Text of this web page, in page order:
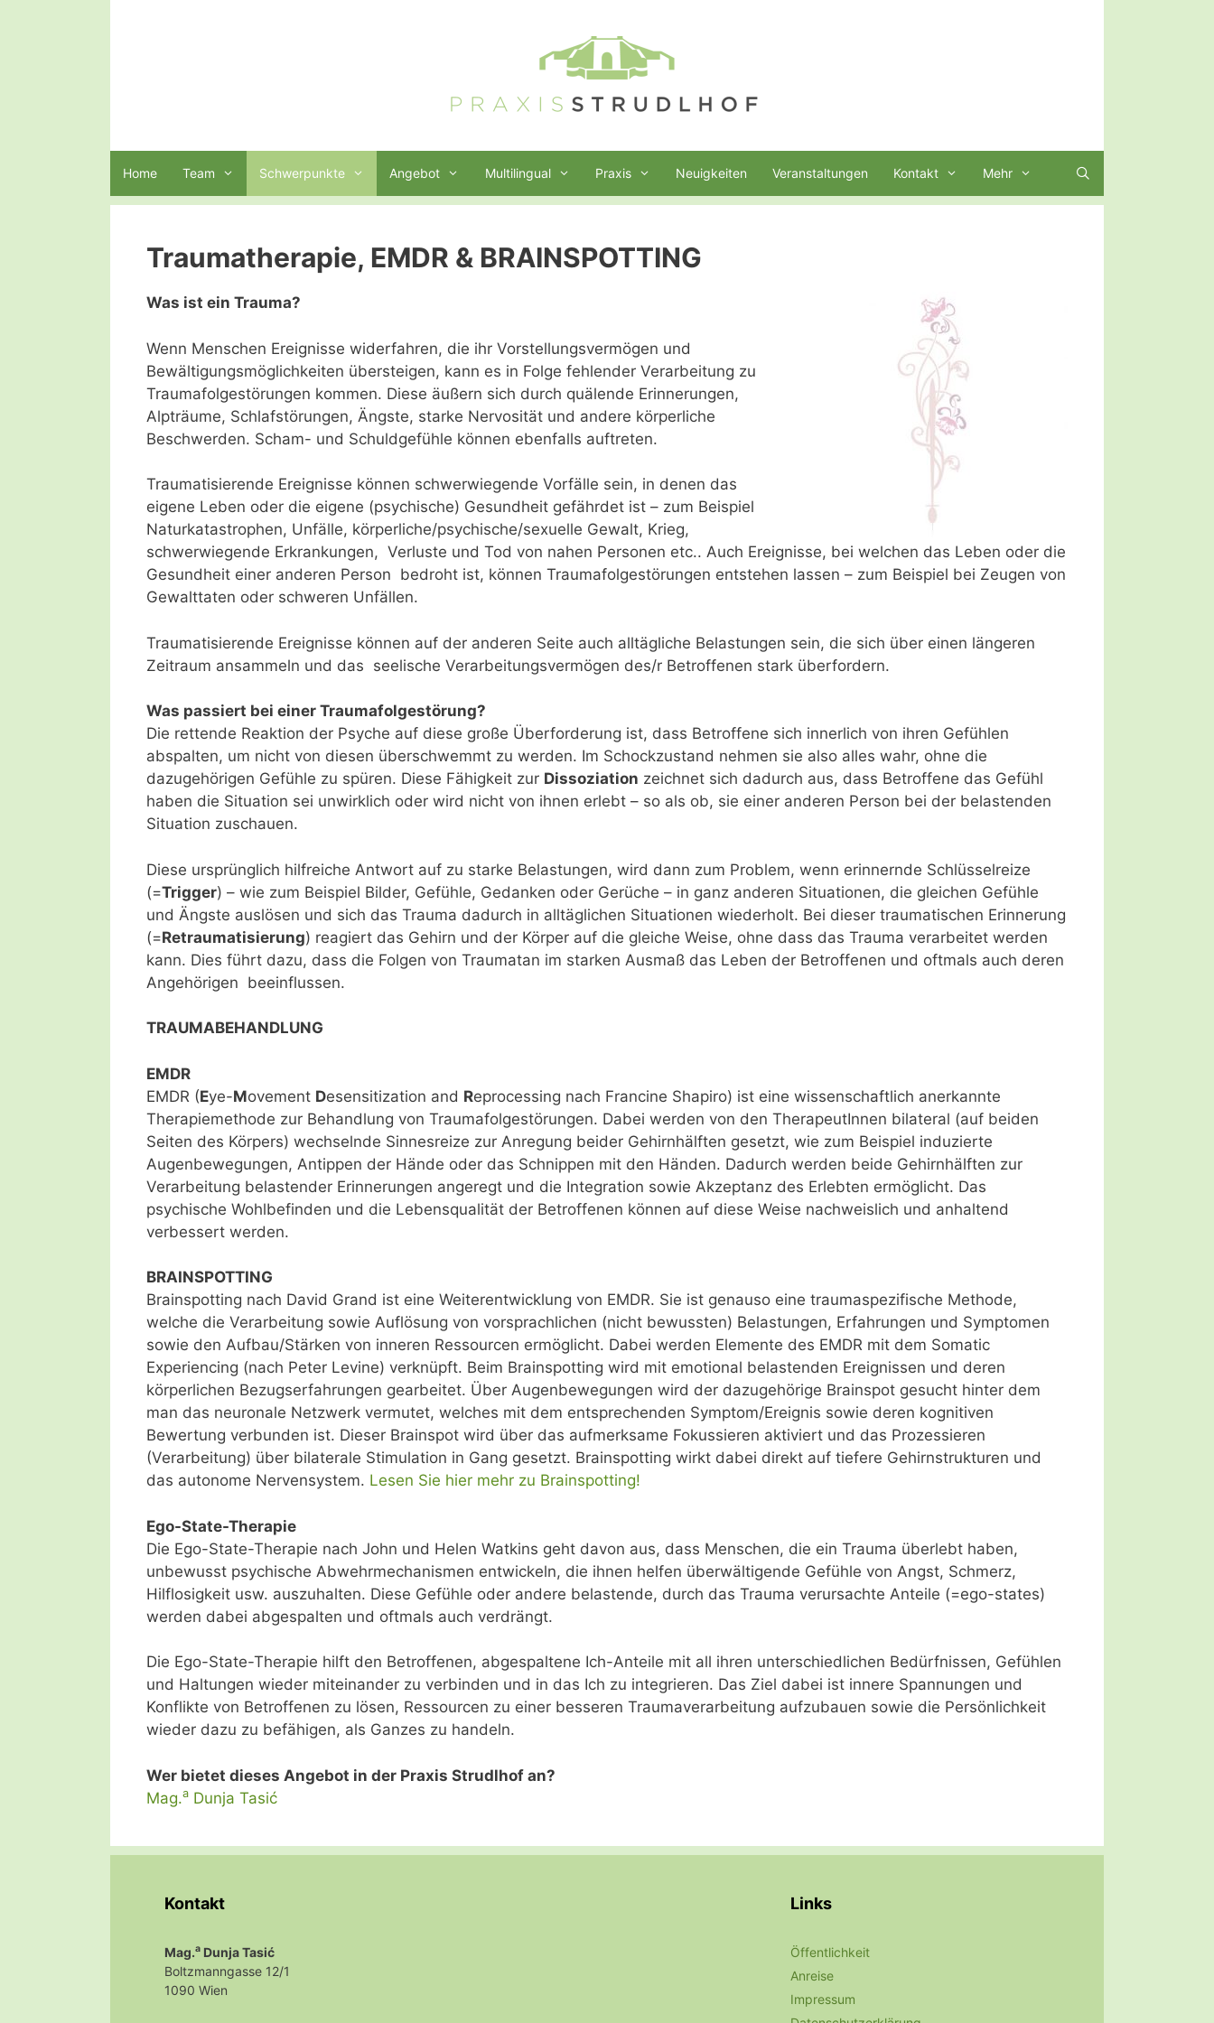
Home Team Schwerpunkte Angebot Multilingual Praxis Neuigkeiten Veranstaltungen Kontakt Mehr
Traumatherapie, EMDR & BRAINSPOTTING
Was ist ein Trauma?
Wenn Menschen Ereignisse widerfahren, die ihr Vorstellungsvermögen und
Bewältigungsmöglichkeiten übersteigen, kann es in Folge fehlender Verarbeitung zu
Traumafolgestörungen kommen. Diese äußern sich durch quälende Erinnerungen,
Alpträume, Schlafstörungen, Ängste, starke Nervosität und andere körperliche
Beschwerden. Scham- und Schuldgefühle können ebenfalls auftreten.
Traumatisierende Ereignisse können schwerwiegende Vorfälle sein, in denen das
eigene Leben oder die eigene (psychische) Gesundheit gefährdet ist – zum Beispiel
Naturkatastrophen, Unfälle, körperliche/psychische/sexuelle Gewalt, Krieg,
schwerwiegende Erkrankungen, Verluste und Tod von nahen Personen etc.. Auch Ereignisse, bei welchen das Leben oder die
Gesundheit einer anderen Person bedroht ist, können Traumafolgestörungen entstehen lassen – zum Beispiel bei Zeugen von
Gewalttaten oder schweren Unfällen.
Traumatisierende Ereignisse können auf der anderen Seite auch alltägliche Belastungen sein, die sich über einen längeren
Zeitraum ansammeln und das seelische Verarbeitungsvermögen des/r Betroffenen stark überfordern.
Was passiert bei einer Traumafolgestörung?
Die rettende Reaktion der Psyche auf diese große Überforderung ist, dass Betroffene sich innerlich von ihren Gefühlen
abspalten, um nicht von diesen überschwemmt zu werden. Im Schockzustand nehmen sie also alles wahr, ohne die
dazugehörigen Gefühle zu spüren. Diese Fähigkeit zur Dissoziation zeichnet sich dadurch aus, dass Betroffene das Gefühl
haben die Situation sei unwirklich oder wird nicht von ihnen erlebt – so als ob, sie einer anderen Person bei der belastenden
Situation zuschauen.
Diese ursprünglich hilfreiche Antwort auf zu starke Belastungen, wird dann zum Problem, wenn erinnernde Schlüsselreize
(=Trigger) – wie zum Beispiel Bilder, Gefühle, Gedanken oder Gerüche – in ganz anderen Situationen, die gleichen Gefühle
und Ängste auslösen und sich das Trauma dadurch in alltäglichen Situationen wiederholt. Bei dieser traumatischen Erinnerung
(=Retraumatisierung) reagiert das Gehirn und der Körper auf die gleiche Weise, ohne dass das Trauma verarbeitet werden
kann. Dies führt dazu, dass die Folgen von Traumatan im starken Ausmaß das Leben der Betroffenen und oftmals auch deren
Angehörigen beeinflussen.
TRAUMABEHANDLUNG
EMDR
EMDR (Eye-Movement Desensitization and Reprocessing nach Francine Shapiro) ist eine wissenschaftlich anerkannte
Therapiemethode zur Behandlung von Traumafolgestörungen. Dabei werden von den TherapeutInnen bilateral (auf beiden
Seiten des Körpers) wechselnde Sinnesreize zur Anregung beider Gehirnhälften gesetzt, wie zum Beispiel induzierte
Augenbewegungen, Antippen der Hände oder das Schnippen mit den Händen. Dadurch werden beide Gehirnhälften zur
Verarbeitung belastender Erinnerungen angeregt und die Integration sowie Akzeptanz des Erlebten ermöglicht. Das
psychische Wohlbefinden und die Lebensqualität der Betroffenen können auf diese Weise nachweislich und anhaltend
verbessert werden.
BRAINSPOTTING
Brainspotting nach David Grand ist eine Weiterentwicklung von EMDR. Sie ist genauso eine traumaspezifische Methode,
welche die Verarbeitung sowie Auflösung von vorsprachlichen (nicht bewussten) Belastungen, Erfahrungen und Symptomen
sowie den Aufbau/Stärken von inneren Ressourcen ermöglicht. Dabei werden Elemente des EMDR mit dem Somatic
Experiencing (nach Peter Levine) verknüpft. Beim Brainspotting wird mit emotional belastenden Ereignissen und deren
körperlichen Bezugserfahrungen gearbeitet. Über Augenbewegungen wird der dazugehörige Brainspot gesucht hinter dem
man das neuronale Netzwerk vermutet, welches mit dem entsprechenden Symptom/Ereignis sowie deren kognitiven
Bewertung verbunden ist. Dieser Brainspot wird über das aufmerksame Fokussieren aktiviert und das Prozessieren
(Verarbeitung) über bilaterale Stimulation in Gang gesetzt. Brainspotting wirkt dabei direkt auf tiefere Gehirnstrukturen und
das autonome Nervensystem. Lesen Sie hier mehr zu Brainspotting!
Ego-State-Therapie
Die Ego-State-Therapie nach John und Helen Watkins geht davon aus, dass Menschen, die ein Trauma überlebt haben,
unbewusst psychische Abwehrmechanismen entwickeln, die ihnen helfen überwältigende Gefühle von Angst, Schmerz,
Hilflosigkeit usw. auszuhalten. Diese Gefühle oder andere belastende, durch das Trauma verursachte Anteile (=ego-states)
werden dabei abgespalten und oftmals auch verdrängt.
Die Ego-State-Therapie hilft den Betroffenen, abgespaltene Ich-Anteile mit all ihren unterschiedlichen Bedürfnissen, Gefühlen
und Haltungen wieder miteinander zu verbinden und in das Ich zu integrieren. Das Ziel dabei ist innere Spannungen und
Konflikte von Betroffenen zu lösen, Ressourcen zu einer besseren Traumaverarbeitung aufzubauen sowie die Persönlichkeit
wieder dazu zu befähigen, als Ganzes zu handeln.
Wer bietet dieses Angebot in der Praxis Strudlhof an?
Mag.a Dunja Tasić
Kontakt
Mag.a Dunja Tasić
Boltzmanngasse 12/1
1090 Wien
Links
Öffentlichkeit
Anreise
Impressum